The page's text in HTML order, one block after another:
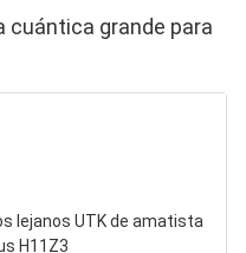
cuántica grande para